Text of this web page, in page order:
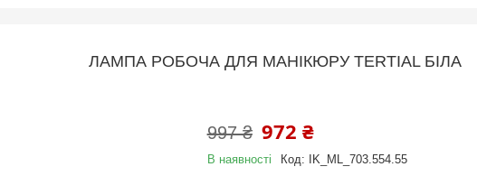
ЛАМПА РОБОЧА ДЛЯ МАНІКЮРУ TERTIAL БІЛА
997 ₴ 972 ₴
В наявності Код: IK_ML_703.554.55